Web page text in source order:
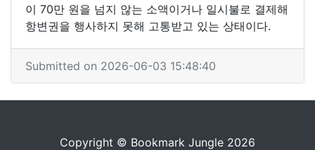
이 70만 원을 넘지 않는 소액이거나 일시불로 결제해
항변권을 행사하지 못해 고통받고 있는 상태이다.
Submitted on 2026-06-03 15:48:40
Copyright © Bookmark Jungle 2026